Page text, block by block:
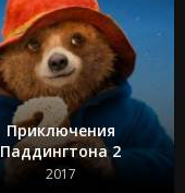
Приключения
Паддингтона 2
2017